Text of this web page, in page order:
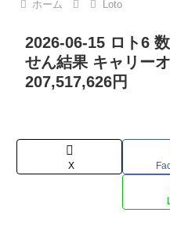
ホーム Loto
2026-06-15 ロト6
せん結果 キャリー
207,517,626円
X